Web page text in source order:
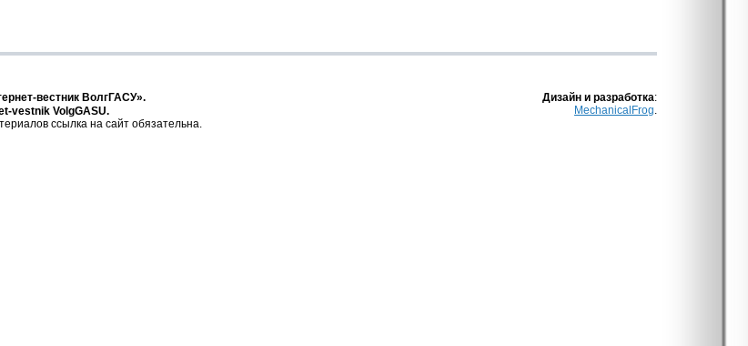
вестник ВолгГАСУ».
vestnik VolgGASU.
ссылка на сайт обязательна.
Дизайн и разработка:
MechanicalFrog.